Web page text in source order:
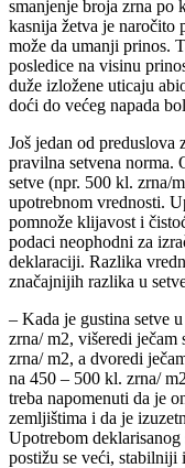
smanjenje broja zrna po
kasnija žetva je naročito
može da umanji prinos.
posledice na visinu
duže izložene uticaju
doći do većeg napada
Još jedan od preduslova
pravilna setvena norma.
setve (npr. 500 kl. zrna/
upotrebnom vrednosti.
pomnože klijavost i
podaci neophodni za
deklaraciji. Razlika
značajnijih razlika u
– Kada je gustina setve
zrna/ m2, višeredi
zrna/ m2, a dvoredi
na 450 – 500 kl. zrna/
treba napomenuti da je
zemljištima i da je
Upotrebom
postižu se veći,